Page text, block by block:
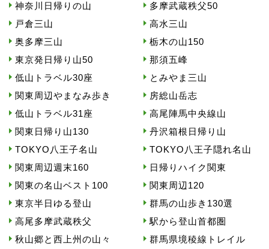
神奈川日帰りの山
多摩武蔵秩父50
戸倉三山
高水三山
奥多摩三山
栃木の山150
東京発日帰り山50
那須五峰
低山トラベル30座
とみやま三山
関東周辺やまなみ歩き
房総山岳志
低山トラベル31座
高尾陣馬中央線山
関東日帰り山130
丹沢箱根日帰り山
TOKYO八王子名山
TOKYO八王子隠れ名山
関東周辺週末160
日帰りハイク関東
関東の名山ベスト100
関東周辺120
東京半日ゆる登山
群馬の山歩き130選
高尾多摩武蔵秩父
駅から登山首都圏
秋山郷と西上州の山々
群馬県境稜線トレイル